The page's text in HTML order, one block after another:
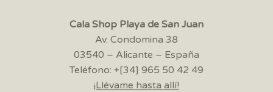
Cala Shop Playa de San Juan
Av. Condomina 38
03540 – Alicante – España
Teléfono: +[34] 965 50 42 49
¡Llévame hasta allí!